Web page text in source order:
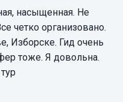
четко организовано.
Изборске. Гид очень
тоже. Я довольна.